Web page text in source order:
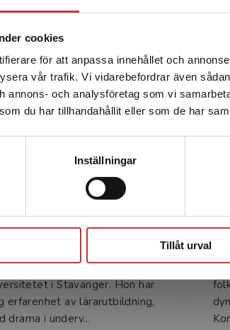
cookies
för att anpassa innehållet och
vår trafik. Vi vidarebefordrar även
annons- och analysföretag som vi
du har tillhandahållit eller som de har
Inställningar
Tillåt urval
Det verkar som att du besöker
enhet utanför Sverige. Vi erbjuder
Sverige. För att kunna slutföra ett
leveransadressen vara i Sverige.Läs
Aud Berggraf Sæbø
Berggraf Sæbø, fil.dr i drama,
amanuens vid
i Stavanger. Hon har
erfarenhet av lärarutbildning,
drama i underv...